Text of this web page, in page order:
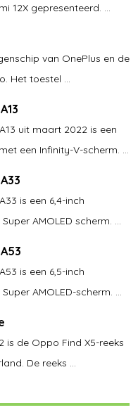
12X gepresenteerd. ...
van OnePlus en de
Het toestel ...
uit maart 2022 is een
een Infinity-V-scherm. ...
is een 6,4-inch
AMOLED scherm. ...
is een 6,5-inch
AMOLED-scherm. ...
is de Oppo Find X5-reeks
De reeks ...